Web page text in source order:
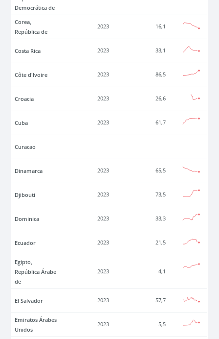
Democrática de
Corea,
República de
2023 16,1
Costa Rica 2023 33,1
Côte d'Ivoire 2023 86,5
Croacia 2023 26,6
Cuba 2023 61,7
Curacao
Dinamarca 2023 65,5
Djibouti 2023 73,5
Dominica 2023 33,3
Ecuador 2023 21,5
Egipto,
República Árabe
de
2023 4,1
El Salvador 2023 57,7
Emiratos Árabes
Unidos
2023 5,5